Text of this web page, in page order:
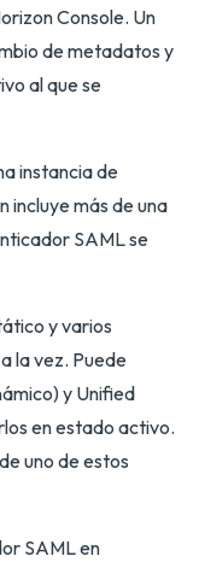
Console. Un
de metadatos y
al que se
instancia de
incluye más de una
SAML se
y varios
la vez. Puede
y Unified
en estado activo.
uno de estos
SAML en